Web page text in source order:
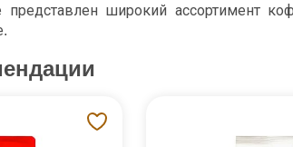
представлен широкий ассортимент